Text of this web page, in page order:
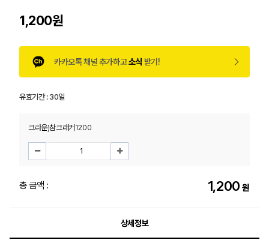
1,200원
카카오톡 채널 추가하고소식 받기!
유효기간 :30일
크라운)참크래커1200
총 금액 : 1,200 원
상세정보